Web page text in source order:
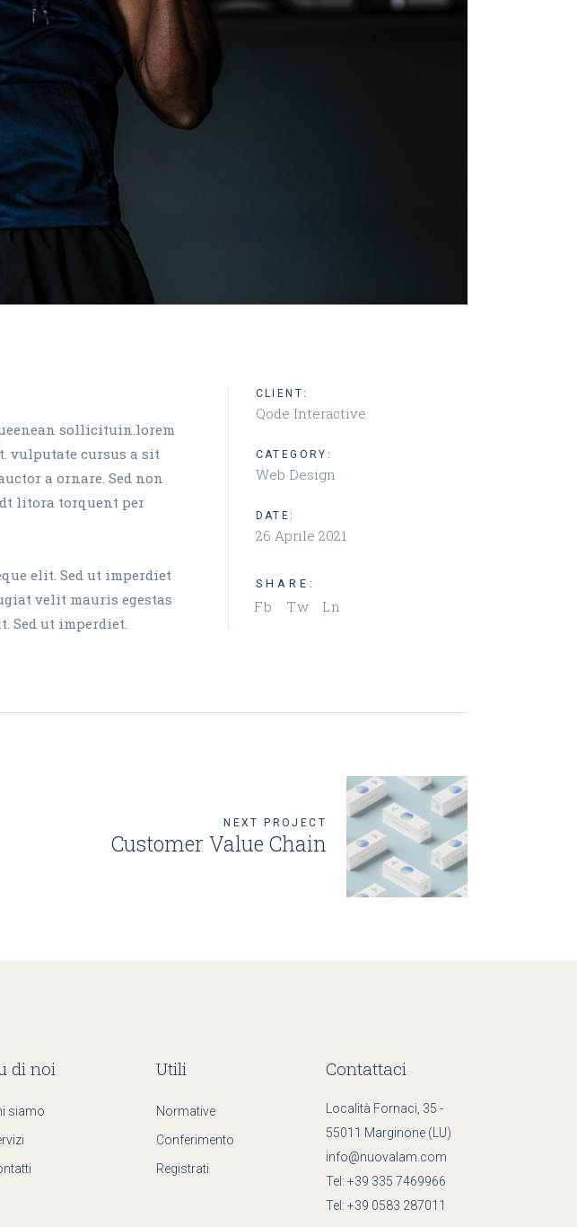
sollicituin.lorem
vulputate cursus a sit
a ornare. Sed non
litora torquent per
elit. Sed ut imperdiet
velit mauris egestas
Sed ut imperdiet.
CLIENT:
Qode Interactive
CATEGORY:
Web Design
DATE:
26 Aprile 2021
SHARE:
Fb Tw Ln
NEXT PROJECT
Customer Value Chain
di noi
siamo
Utili
Normative
Conferimento
Registrati
Contattaci
Località Fornaci, 35 -
55011 Marginone (LU)
info@nuovalam.com
Tel: +39 335 7469966
Tel: +39 0583 287011